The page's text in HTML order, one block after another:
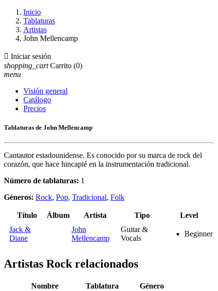
Inicio
Tablaturas
Artistas
John Mellencamp
 Iniciar sesión
shopping_cart Carrito (0)
menu
Visión general
Catálogo
Precios
Tablaturas de John Mellencamp
Cantautor estadounidense. Es conocido por su marca de rock del
corazón, que hace hincapié en la instrumentación tradicional.
Número de tablaturas: 1
Géneros: Rock, Pop, Tradicional, Folk
Título Álbum Artista Tipo
Level
Jack &
Diane
John
Mellencamp
Guitar &
Vocals
Beginner
Artistas Rockrelacionados
Nombre Tablatura
Género